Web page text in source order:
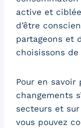
active et
d’être
partageons et
choisissons de
Pour en
changements
secteurs et
vous pouvez